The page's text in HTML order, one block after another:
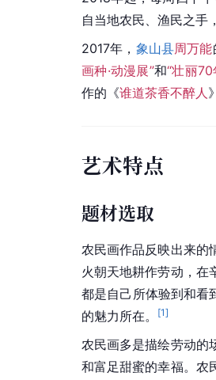
自当地农民、渔民之手
2017年， 象山县周万能
画种·动漫展”和“壮丽
作的《谁道茶香不醉人
艺术特点
题材选取
农民画作品反映出来的
火朝天地耕作劳动，在
都是自己所体验到和看
的魅力所在。
[1]
农民画多是描绘劳动的
和富足甜蜜的幸福。农